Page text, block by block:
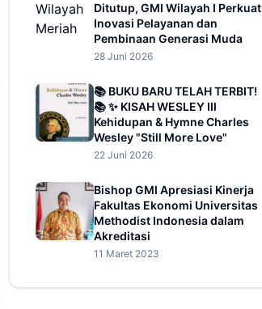
Ditutup, GMI Wilayah I Perkuat
Inovasi Pelayanan dan
Pembinaan Generasi Muda
28 Juni 2026
📚 BUKU BARU TELAH TERBIT!
📚 ✨ KISAH WESLEY III
Kehidupan & Hymne Charles
Wesley "Still More Love"
22 Juni 2026
Bishop GMI Apresiasi Kinerja
Fakultas Ekonomi Universitas
Methodist Indonesia dalam
Akreditasi
11 Maret 2023